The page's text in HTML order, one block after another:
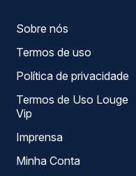
Sobre nós
Termos de uso
Política de privacidade
Termos de Uso Louge
Vip
Imprensa
Minha Conta